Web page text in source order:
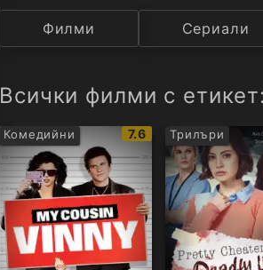
Категория Държава
Филми Сериали
Всички филми с
Комедийни
IMDb
рейтинг:
7.6 Трилъри